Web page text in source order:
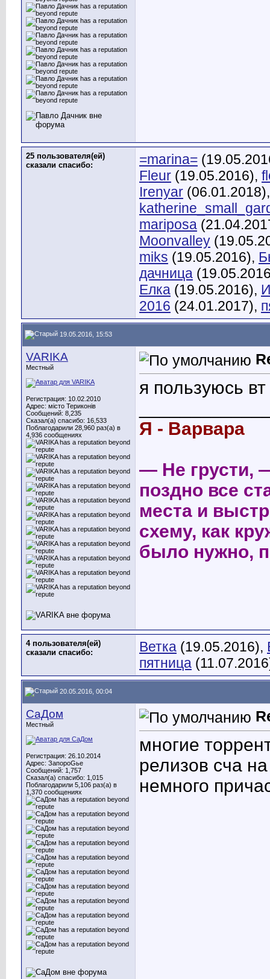
25 пользователя(ей)
сказали cпасибо:
=marina=
Fleur (19.05.2016),
Irenyar
mariposa
Moonvalley
miks (19.05.2016),
дачница
Елка (19.05.2016),
2016 (24.01.2017),
19.05.2016, 15:53
VARIKA
Местный
Регистрация: 10.02.2010
Адрес: місто Териконів
Сообщений: 8,235
Сказал(а) спасибо: 16,533
Поблагодарили 28,960 раз(а) в
4,936 сообщениях
я пользуюсь
Я - Варвара
— Не грусти,
поздно все
места и
схему, как
было нужно,
4 пользователя(ей)
сказали cпасибо:
Ветка (19.05.2016),
пятница
20.05.2016, 00:04
СаДом
Местный
Регистрация: 26.10.2014
Адрес: ЗапороGье
Сообщений: 1,757
Сказал(а) спасибо: 1,015
Поблагодарили 5,106 раз(а) в
1,370 сообщениях
многие
релизов сча
немного